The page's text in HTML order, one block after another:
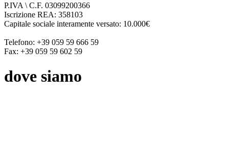
P.IVA \ C.F. 03099200366
Iscrizione REA: 358103
Capitale sociale interamente versato: 10.000€
Telefono: +39 059 59 666 59
Fax: +39 059 59 602 59
dove siamo